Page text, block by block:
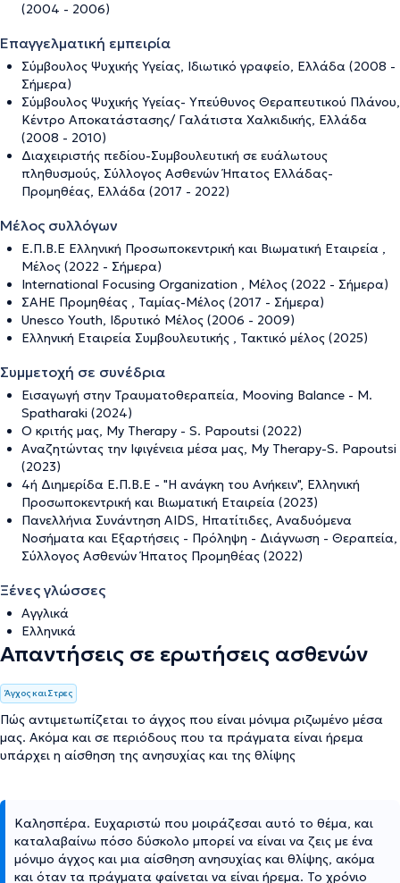
(2004 - 2006)
Επαγγελματική εμπειρία
Σύμβουλος Ψυχικής Υγείας, Iδιωτικό γραφείο, Ελλάδα (2008 -
Σήμερα)
Σύμβουλος Ψυχικής Υγείας- Υπεύθυνος Θεραπευτικού Πλάνου,
Κέντρο Αποκατάστασης/ Γαλάτιστα Χαλκιδικής, Ελλάδα
(2008 - 2010)
Διαχειριστής πεδίου-Συμβουλευτική σε ευάλωτους
πληθυσμούς, Σύλλογος Ασθενών Ήπατος Ελλάδας-
Προμηθέας, Ελλάδα (2017 - 2022)
Μέλος συλλόγων
Ε.Π.Β.Ε Ελληνική Προσωποκεντρική και Βιωματική Εταιρεία ,
Μέλος (2022 - Σήμερα)
International Focusing Organization , Μέλος (2022 - Σήμερα)
ΣΑΗΕ Προμηθέας , Ταμίας-Μέλος (2017 - Σήμερα)
Unesco Youth, Ιδρυτικό Μέλος (2006 - 2009)
Ελληνική Εταιρεία Συμβουλευτικής , Τακτικό μέλος (2025)
Συμμετοχή σε συνέδρια
Εισαγωγή στην Τραυματοθεραπεία, Mooving Balance - M.
Spatharaki (2024)
Ο κριτής μας, My Therapy - S. Papoutsi (2022)
Αναζητώντας την Ιφιγένεια μέσα μας, My Therapy-S. Papoutsi
(2023)
4ή Διημερίδα Ε.Π.Β.Ε - "Η ανάγκη του Ανήκειν", Ελληνική
Προσωποκεντρική και Βιωματική Εταιρεία (2023)
Πανελλήνια Συνάντηση AIDS, Ηπατίτιδες, Αναδυόμενα
Νοσήματα και Εξαρτήσεις - Πρόληψη - Διάγνωση - Θεραπεία,
Σύλλογος Ασθενών Ήπατος Προμηθέας (2022)
Ξένες γλώσσες
Αγγλικά
Ελληνικά
Απαντήσεις σε ερωτήσεις ασθενών
Άγχος και Στρες
Πώς αντιμετωπίζεται το άγχος που είναι μόνιμα ριζωμένο μέσα
μας. Ακόμα και σε περιόδους που τα πράγματα είναι ήρεμα
υπάρχει η αίσθηση της ανησυχίας και της θλίψης
Καλησπέρα. Ευχαριστώ που μοιράζεσαι αυτό το θέμα, και
καταλαβαίνω πόσο δύσκολο μπορεί να είναι να ζεις με ένα
μόνιμο άγχος και μια αίσθηση ανησυχίας και θλίψης, ακόμα
και όταν τα πράγματα φαίνεται να είναι ήρεμα. Το χρόνιο